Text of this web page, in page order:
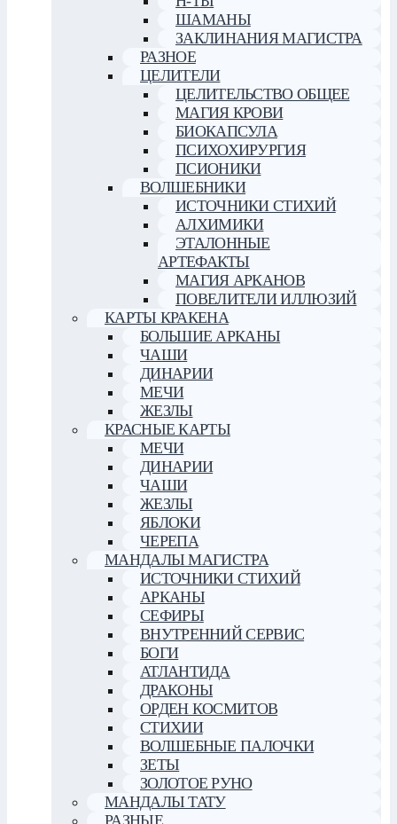
ШАМАНЫ
ЗАКЛИНАНИЯ МАГИСТРА
РАЗНОЕ
ЦЕЛИТЕЛИ
ЦЕЛИТЕЛЬСТВО ОБЩЕЕ
МАГИЯ КРОВИ
БИОКАПСУЛА
ПСИХОХИРУРГИЯ
ПСИОНИКИ
ВОЛШЕБНИКИ
ИСТОЧНИКИ СТИХИЙ
АЛХИМИКИ
ЭТАЛОННЫЕ
АРТЕФАКТЫ
МАГИЯ АРКАНОВ
ПОВЕЛИТЕЛИ ИЛЛЮЗИЙ
КАРТЫ КРАКЕНА
БОЛЬШИЕ АРКАНЫ
ЧАШИ
ДИНАРИИ
МЕЧИ
ЖЕЗЛЫ
КРАСНЫЕ КАРТЫ
МЕЧИ
ДИНАРИИ
ЧАШИ
ЖЕЗЛЫ
ЯБЛОКИ
ЧЕРЕПА
МАНДАЛЫ МАГИСТРА
ИСТОЧНИКИ СТИХИЙ
АРКАНЫ
СЕФИРЫ
ВНУТРЕННИЙ СЕРВИС
БОГИ
АТЛАНТИДА
ДРАКОНЫ
ОРДЕН КОСМИТОВ
СТИХИИ
ВОЛШЕБНЫЕ ПАЛОЧКИ
ЗЕТЫ
ЗОЛОТОЕ РУНО
МАНДАЛЫ ТАТУ